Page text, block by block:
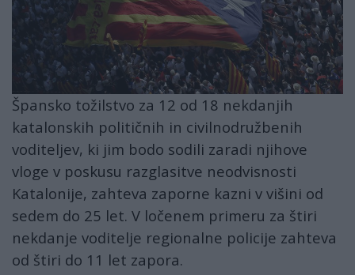
Špansko tožilstvo za 12 od 18 nekdanjih
katalonskih političnih in civilnodružbenih
voditeljev, ki jim bodo sodili zaradi njihove
vloge v poskusu razglasitve neodvisnosti
Katalonije, zahteva zaporne kazni v višini od
sedem do 25 let. V ločenem primeru za štiri
nekdanje voditelje regionalne policije zahteva
od štiri do 11 let zapora.